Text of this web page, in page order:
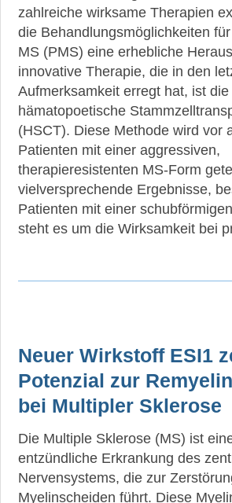
zahlreiche wirksame Therapien
die Behandlungsmöglichkeiten
MS (PMS) eine erhebliche
innovative Therapie, die in den
Aufmerksamkeit erregt hat, ist
hämatopoetische
(HSCT). Diese Methode wird vor
Patienten mit einer aggressiven,
therapieresistenten MS-Form
vielversprechende Ergebnisse,
Patienten mit einer
steht es um die Wirksamkeit bei
Neuer Wirkstoff ESI1
Potenzial zur
bei Multipler Sklerose
Die Multiple Sklerose (MS) ist
entzündliche Erkrankung des
Nervensystems, die zur
Myelinscheiden führt. Diese